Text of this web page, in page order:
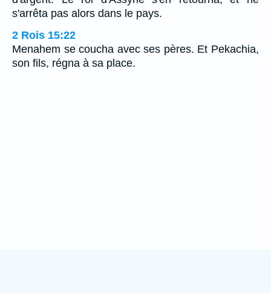
s'arrêta pas alors dans le pays.
2 Rois 15:22
Menahem se coucha avec ses pères. Et Pekachia,
son fils, régna à sa place.